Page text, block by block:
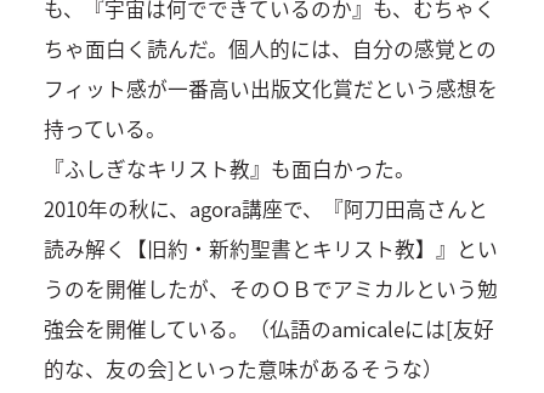
も、『宇宙は何でできているのか』も、むちゃく
ちゃ面白く読んだ。個人的には、自分の感覚との
フィット感が一番高い出版文化賞だという感想を
持っている。
『ふしぎなキリスト教』も面白かった。
2010年の秋に、agora講座で、『阿刀田高さんと
読み解く【旧約・新約聖書とキリスト教】』とい
うのを開催したが、そのＯＢでアミカルという勉
強会を開催している。（仏語のamicaleには[友好
的な、友の会]といった意味があるそうな）